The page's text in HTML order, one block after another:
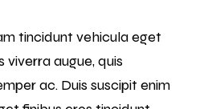
tincidunt vehicula eget
viverra augue, quis
ac. Duis suscipit enim